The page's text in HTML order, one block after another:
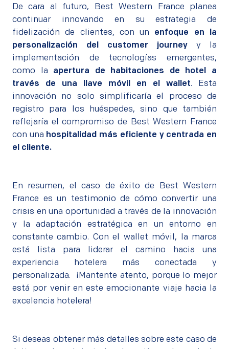
De cara al futuro, Best Western France planea
continuar innovando en su estrategia de
fidelización de clientes, con un enfoque en la
personalización del customer journey y la
implementación de tecnologías emergentes,
como la apertura de habitaciones de hotel a
través de una llave móvil en el wallet. Esta
innovación no solo simplificaría el proceso de
registro para los huéspedes, sino que también
reflejaría el compromiso de Best Western France
con una hospitalidad más eficiente y centrada en
el cliente.
En resumen, el caso de éxito de Best Western
France es un testimonio de cómo convertir una
crisis en una oportunidad a través de la innovación
y la adaptación estratégica en un entorno en
constante cambio. Con el wallet móvil, la marca
está lista para liderar el camino hacia una
experiencia hotelera más conectada y
personalizada. ¡Mantente atento, porque lo mejor
está por venir en este emocionante viaje hacia la
excelencia hotelera!
Si deseas obtener más detalles sobre este caso de